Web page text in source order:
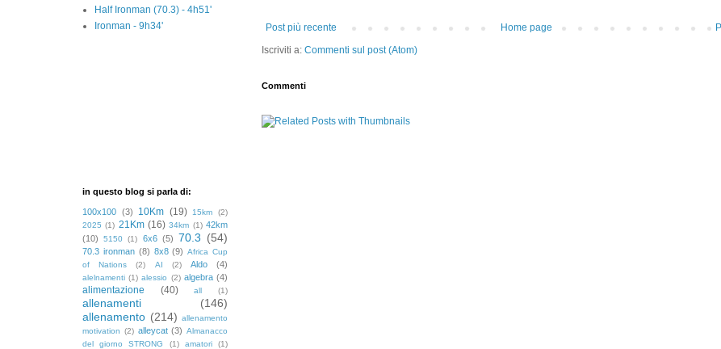
Post più recente
Home page
Iscriviti a: Commenti sul post (Atom)
Commenti
Half Ironman (70.3) - 4h51'
Ironman - 9h34'
in questo blog si parla di:
100x100 (3) 10Km (19) 15km
(2)
2025 (1) 21Km (16) 34km (1) 42km
(10)
5150 (1) 6x6 (5) 70.3 (54)
70.3 ironman (8) 8x8 (9) Africa Cup
of Nations
(2) AI (2) Aldo (4)
alelnamenti (1) alessio (2) algebra (4)
alimentazione (40) all (1)
allenamenti
(146)
allenamento (214) allenamento
motivation (2) alleycat (3) Almanacco
del giorno STRONG
(1) amatori (1)